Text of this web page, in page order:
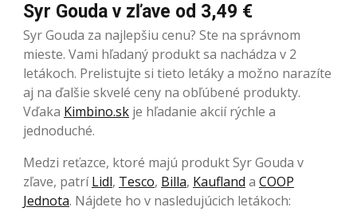
Syr Gouda v zľave od 3,49 €
Syr Gouda za najlepšiu cenu? Ste na správnom
mieste. Vami hľadaný produkt sa nachádza v 2
letákoch. Prelistujte si tieto letáky a možno narazíte
aj na ďalšie skvelé ceny na obľúbené produkty.
Vďaka Kimbino.sk je hľadanie akcií rýchle a
jednoduché.
Medzi reťazce, ktoré majú produkt Syr Gouda v
zľave, patríLidl, Tesco, Billa, Kaufland a COOP
Jednota. Nájdete ho v nasledujúcich letákoch: